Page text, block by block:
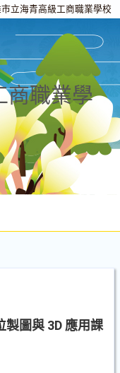
立海青高級工商職業學校
商職業學
圖與 3D 應用課